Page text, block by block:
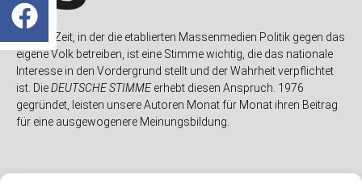
In einer Zeit, in der die etablierten Massenmedien Politik gegen das
eigene Volk betreiben, ist eine Stimme wichtig, die das nationale
Interesse in den Vordergrund stellt und der Wahrheit verpflichtet
ist. DieDEUTSCHE STIMMEerhebt diesen Anspruch. 1976
gegründet, leisten unsere Autoren Monat für Monat ihren Beitrag
für eine ausgewogenere Meinungsbildung.